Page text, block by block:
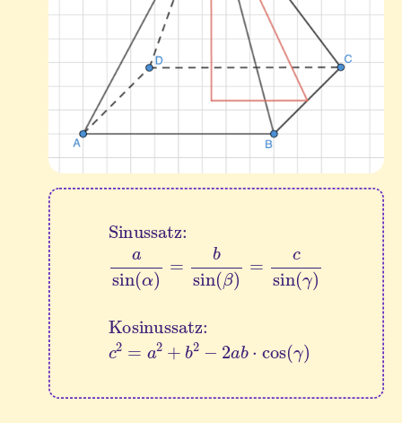
Sinussatz:asin(α